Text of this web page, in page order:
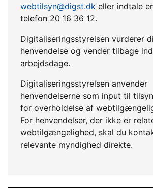
webtilsyn@digst.dk eller indtale
telefon 20 16 36 12.
Digitaliseringsstyrelsen vurderer
henvendelse og vender tilbage
arbejdsdage.
Digitaliseringsstyrelsen anvender
henvendelserne som input til
for overholdelse af
For henvendelser, der ikke er
webtilgængelighed, skal du
relevante myndighed direkte.